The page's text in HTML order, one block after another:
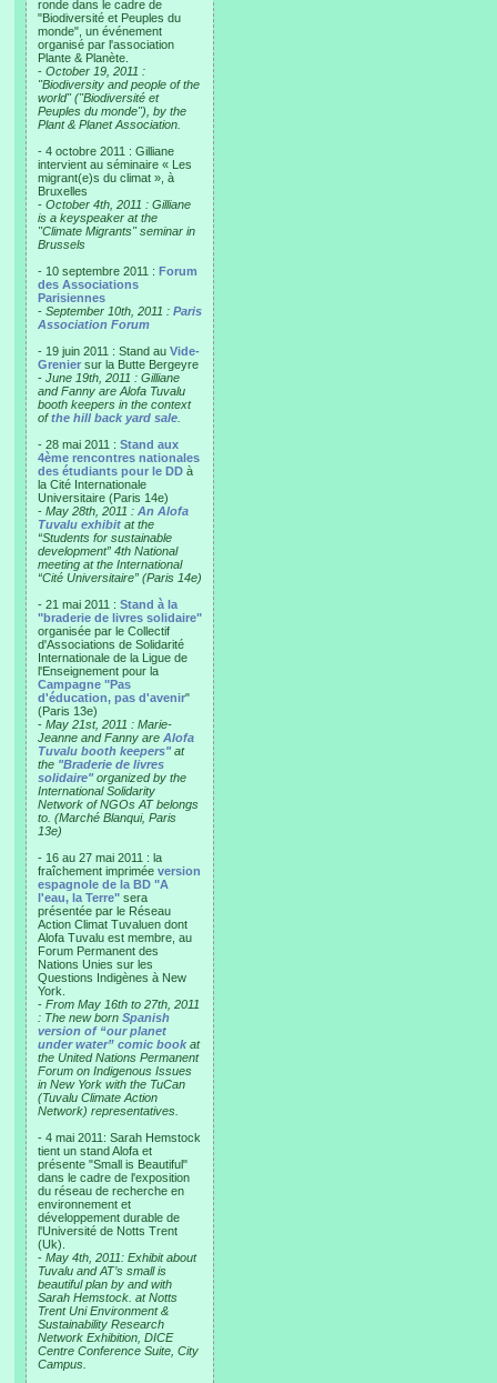
ronde dans le cadre de
"Biodiversité et Peuples du
monde", un événement
organisé par l'association
Plante & Planète.
- October 19, 2011 :
"Biodiversity and people of the
world" ("Biodiversité et
Peuples du monde"), by the
Plant & Planet Association.
- 4 octobre 2011 : Gilliane
intervient au séminaire « Les
migrant(e)s du climat », à
Bruxelles
- October 4th, 2011 : Gilliane
is a keyspeaker at the
"Climate Migrants" seminar in
Brussels
- 10 septembre 2011 : Forum
des Associations
Parisiennes
- September 10th, 2011 : Paris
Association Forum
- 19 juin 2011 : Stand au Vide-
Grenier sur la Butte Bergeyre
- June 19th, 2011 : Gilliane
and Fanny are Alofa Tuvalu
booth keepers in the context
ofthe hill back yard sale
- 28 mai 2011 : Stand aux
4ème rencontres nationales
des étudiants pour le DD à
la Cité Internationale
Universitaire (Paris 14e)
- May 28th, 2011 : An Alofa
Tuvalu exhibit at the
“Students for sustainable
development” 4th National
meeting at the International
“Cité Universitaire” (Paris 14e)
- 21 mai 2011 : Stand à la
"braderie de livres solidaire"
organisée par le Collectif
d'Associations de Solidarité
Internationale de la Ligue de
l'Enseignement pour la
Campagne "Pas
d'éducation, pas d'avenir"
(Paris 13e)
- May 21st, 2011 : Marie-
Jeanne and Fanny are Alofa
Tuvalu booth keepers"at
the "Braderie de livres
solidaire"organized by the
International Solidarity
Network of NGOs AT belongs
to. (Marché Blanqui, Paris
13e)
- 16 au 27 mai 2011 : la
fraîchement imprimée version
espagnole de la BD "A
l'eau, la Terre" sera
présentée par le Réseau
Action Climat Tuvaluen dont
Alofa Tuvalu est membre, au
Forum Permanent des
Nations Unies sur les
Questions Indigènes à New
York.
- From May 16th to 27th, 2011
: The new born Spanish
version of “our planet
under water” comic book at
the United Nations Permanent
Forum on Indigenous Issues
in New York with the TuCan
(Tuvalu Climate Action
Network) representatives.
- 4 mai 2011: Sarah Hemstock
tient un stand Alofa et
présente "Small is Beautiful"
dans le cadre de l'exposition
du réseau de recherche en
environnement et
développement durable de
l'Université de Notts Trent
(Uk).
- May 4th, 2011: Exhibit about
Tuvalu and AT’s small is
beautiful plan by and with
Sarah Hemstock. at Notts
Trent Uni Environment &
Sustainability Research
Network Exhibition, DICE
Centre Conference Suite, City
Campus.